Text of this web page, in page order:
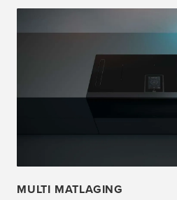
MULTI MATLAGING